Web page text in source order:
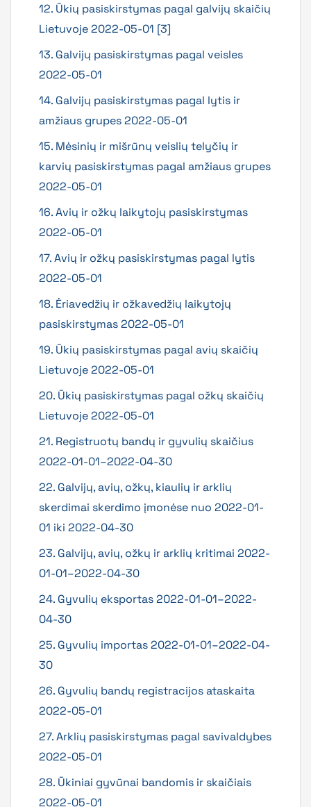
12. Ūkių pasiskirstymas pagal galvijų skaičių
Lietuvoje 2022-05-01 [3]
13. Galvijų pasiskirstymas pagal veisles
2022-05-01
14. Galvijų pasiskirstymas pagal lytis ir
amžiaus grupes 2022-05-01
15. Mėsinių ir mišrūnų veislių telyčių ir
karvių pasiskirstymas pagal amžiaus grupes
2022-05-01
16. Avių ir ožkų laikytojų pasiskirstymas
2022-05-01
17. Avių ir ožkų pasiskirstymas pagal lytis
2022-05-01
18. Ėriavedžių ir ožkavedžių laikytojų
pasiskirstymas 2022-05-01
19. Ūkių pasiskirstymas pagal avių skaičių
Lietuvoje 2022-05-01
20. Ūkių pasiskirstymas pagal ožkų skaičių
Lietuvoje 2022-05-01
21. Registruotų bandų ir gyvulių skaičius
2022-01-01–2022-04-30
22. Galvijų, avių, ožkų, kiaulių ir arklių
skerdimai skerdimo įmonėse nuo 2022-01-
01 iki 2022-04-30
23. Galvijų, avių, ožkų ir arklių kritimai 2022-
01-01–2022-04-30
24. Gyvulių eksportas 2022-01-01–2022-
04-30
25. Gyvulių importas 2022-01-01–2022-04-
30
26. Gyvulių bandų registracijos ataskaita
2022-05-01
27. Arklių pasiskirstymas pagal savivaldybes
2022-05-01
28. Ūkiniai gyvūnai bandomis ir skaičiais
2022-05-01